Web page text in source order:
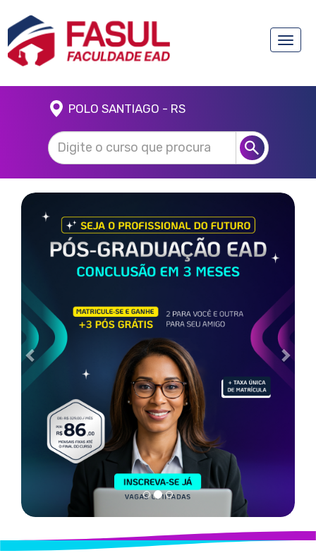
Toggle
POLO SANTIAGO - RS